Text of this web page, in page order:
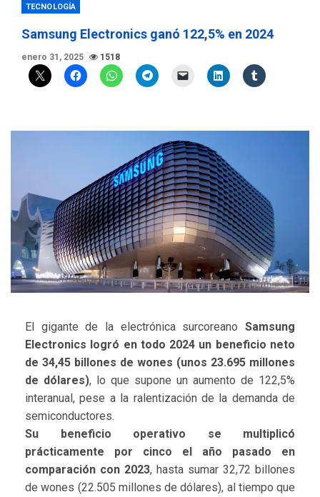
TECNOLOGÍA
Samsung Electronics ganó 122,5% en 2024
enero 31, 2025 1518
El gigante de la electrónica surcoreano Samsung
Electronics logró en todo 2024 un beneficio neto
de 34,45 billones de wones (unos 23.695 millones
de dólares), lo que supone un aumento de 122,5%
interanual, pese a la ralentización de la demanda de
semiconductores.
Su beneficio operativo se multiplicó
prácticamente por cinco el año pasado en
comparación con 2023, hasta sumar 32,72 billones
de wones (22.505 millones de dólares), al tiempo que